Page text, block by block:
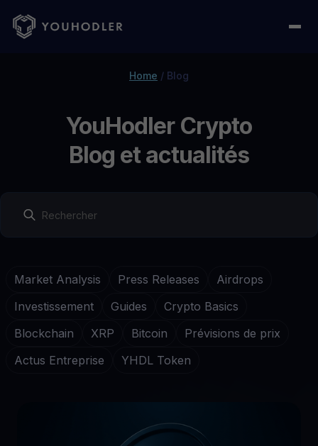
Home / Blog
YouHodler Crypto
Blog et actualités
Market Analysis Press Releases
Airdrops
Investissement
Guides
Crypto Basics
Blockchain
XRP Bitcoin
Prévisions de prix
Actus Entreprise
YHDL Token